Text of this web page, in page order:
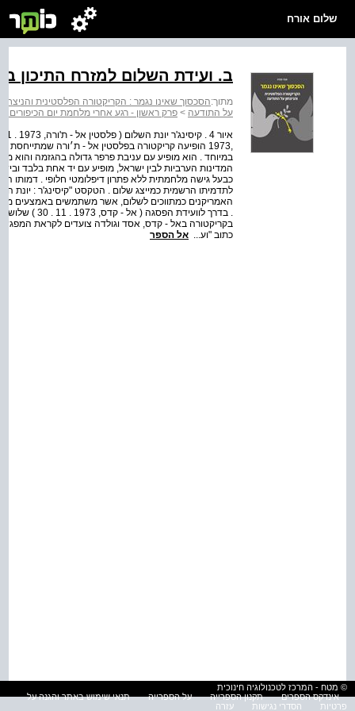
שלום אורח
ב. ועידת השלום למזרח התיכון
מתוך:הסכסוך שאינו נגמר : הקריקטורה הפלסטינית
על התודעה > פרק ראשון - רגע אחרי מלחמת יום הכיפורים (1973)
במיוחד . הוא מופיע עם עניבת פרפר גדולה בהגזמה והוא
המדינות הערביות לבין ישראל, מופיע עם יד אחת בלבד
כבעל גישה מלחמתית ללא פתרון דיפלומטי חלופי . דמותו
לתדמיתו הרשמית כמייצג שלום . הטקסט "קיסינג'ר : יונת
כתוב "וע... אל הספר
© מטח - המרכז לטכנולוגיה חינוכית
אינדקס הספרים
תקנון הספרייה על הספרייה
תנאי שימוש באתר והגנה על
פרטיות
הסדרי נגישות עזרה